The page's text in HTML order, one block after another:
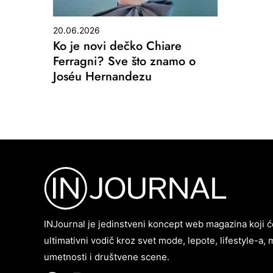
20.06.2026
Ko je novi dečko Chiare
Ferragni? Sve što znamo o
Joséu Hernandezu
INJournal je jedinstveni koncept web magazina koji
ultimativni vodič kroz svet mode, lepote, lifestyle-a,
umetnosti i društvene scene.